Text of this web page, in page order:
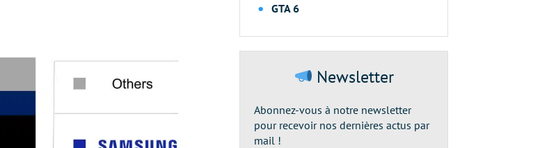
GTA 6
Newsletter
Abonnez-vous à notre newsletter
pour recevoir nos dernières actus par
mail !